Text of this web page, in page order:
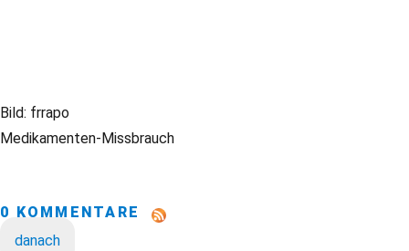
Bild: frrapo
Medikamenten-Missbrauch
0 KOMMENTARE
danach